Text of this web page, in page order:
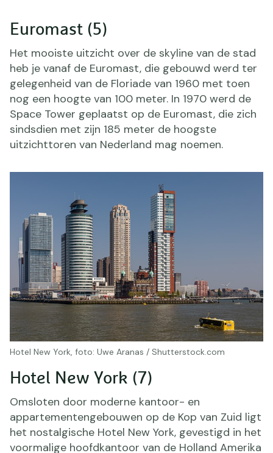
Euromast (5)
Het mooiste uitzicht over de skyline van de stad
heb je vanaf de Euromast, die gebouwd werd ter
gelegenheid van de Floriade van 1960 met toen
nog een hoogte van 100 meter. In 1970 werd de
Space Tower geplaatst op de Euromast, die zich
sindsdien met zijn 185 meter de hoogste
uitzichttoren van Nederland mag noemen.
Hotel New York, foto: Uwe Aranas / Shutterstock.com
Hotel New York (7)
Omsloten door moderne kantoor- en
appartementengebouwen op de Kop van Zuid ligt
het nostalgische Hotel New York, gevestigd in het
voormalige hoofdkantoor van de Holland Amerika